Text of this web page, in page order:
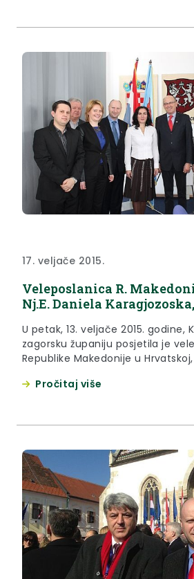
17. veljače 2015.
Veleposlanica R.
Nj.E. Daniela
U petak, 13. veljače 2015. godine,
zagorsku županiju posjetila je
Republike Makedonije u Hrvatskoj,
dosadašnje suradnje, ali i
Pročitaj više